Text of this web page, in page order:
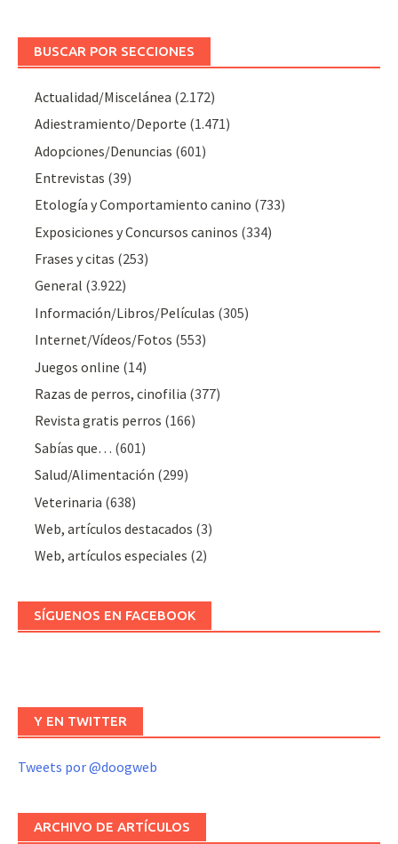
BUSCAR POR SECCIONES
Actualidad/Miscelánea (2.172)
Adiestramiento/Deporte (1.471)
Adopciones/Denuncias (601)
Entrevistas (39)
Etología y Comportamiento canino (733)
Exposiciones y Concursos caninos (334)
Frases y citas (253)
General (3.922)
Información/Libros/Películas (305)
Internet/Vídeos/Fotos (553)
Juegos online (14)
Razas de perros, cinofilia (377)
Revista gratis perros (166)
Sabías que… (601)
Salud/Alimentación (299)
Veterinaria (638)
Web, artículos destacados (3)
Web, artículos especiales (2)
SÍGUENOS EN FACEBOOK
Y EN TWITTER
Tweets por @doogweb
ARCHIVO DE ARTÍCULOS